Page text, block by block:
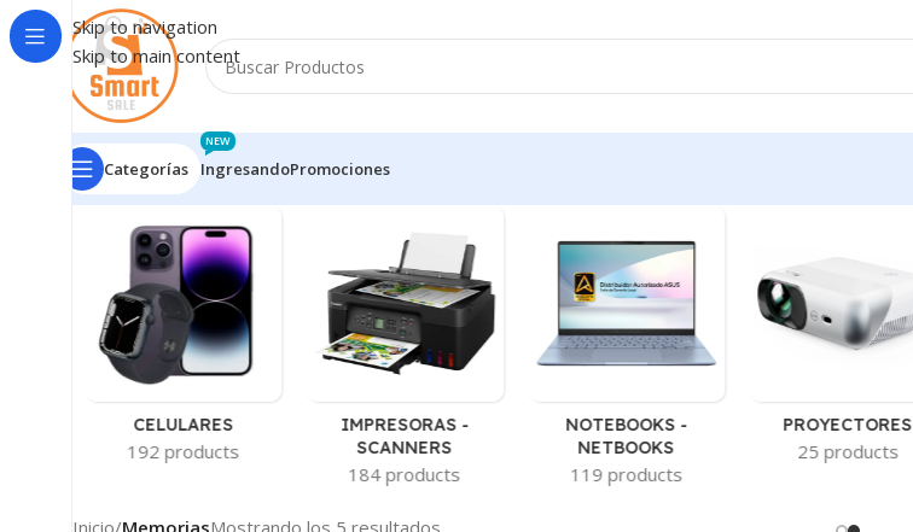
Skip to navigation
Skip to main content
Categorías Ingresando
NEW
Promociones
CELULARES
192 products
IMPRESORAS -
SCANNERS
184 products
NOTEBOOKS -
NETBOOKS
119 products
PROYECTORES
25 products